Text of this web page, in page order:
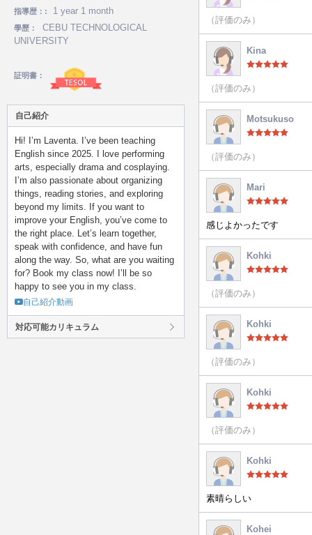
指導歴：: 1 year 1 month
學歷：
CEBU TECHNOLOGICAL
UNIVERSITY
証明書：
自己紹介
Hi! I’m Laventa. I’ve been teaching
English since 2025. I love performing
arts, especially drama and cosplaying.
I’m also passionate about organizing
things, reading stories, and exploring
beyond my limits. If you want to
improve your English, you’ve come to
the right place. Let’s learn together,
speak with confidence, and have fun
along the way. So, what are you waiting
for? Book my class now! I’ll be so
happy to see you in my class.
自己紹介動画
対応可能カリキュラム
（評価のみ）
Kina
（評価のみ）
Motsukuso
（評価のみ）
Mari
感じよかったです
Kohki
（評価のみ）
Kohki
（評価のみ）
Kohki
（評価のみ）
Kohki
素晴らしい
Kohei